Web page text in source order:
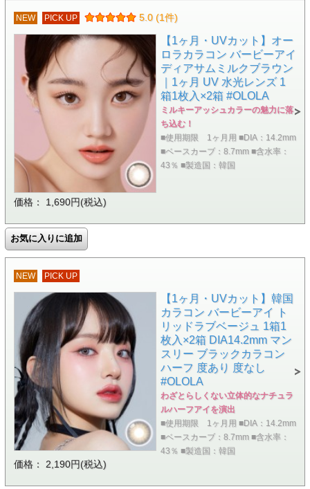
NEW PICK UP 5.0 (1件)
【1ヶ月・UVカット】オー
ロラカラコン バービーアイ
ディアサムミルクブラウン
｜1ヶ月 UV 水光レンズ 1
箱1枚入×2箱 #OLOLA
ミルキーアッシュカラーの魅力に落
ち込む！
■使用期限 1ヶ月用 ■DIA：14.2mm
■ベースカーブ：8.7mm ■含水率：
43％ ■製造国：韓国
価格： 1,690円(税込)
NEW PICK UP
【1ヶ月・UVカット】韓国
カラコン バービーアイ ト
リッドラブベージュ 1箱1
枚入×2箱 DIA14.2mm マン
スリー ブラックカラコン
ハーフ 度あり 度なし
#OLOLA
わざとらしくない立体的なナチュラ
ルハーフアイを演出
■使用期限 1ヶ月用 ■DIA：14.2mm
■ベースカーブ：8.7mm ■含水率：
43％ ■製造国：韓国
価格： 2,190円(税込)